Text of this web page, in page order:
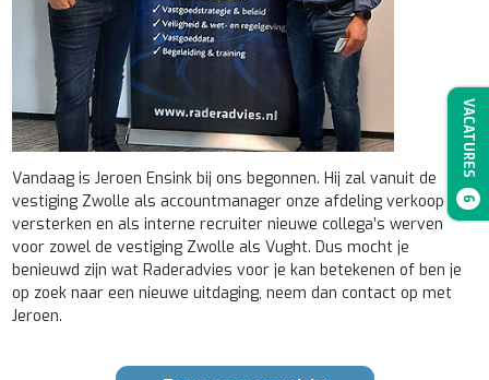
VACATURES
6
Vandaag is Jeroen Ensink bij ons begonnen. Hij zal vanuit de
vestiging Zwolle als accountmanager onze afdeling verkoop
versterken en als interne recruiter nieuwe collega’s werven
voor zowel de vestiging Zwolle als Vught. Dus mocht je
benieuwd zijn wat Raderadvies voor je kan betekenen of ben je
op zoek naar een nieuwe uitdaging, neem dan contact op met
Jeroen.